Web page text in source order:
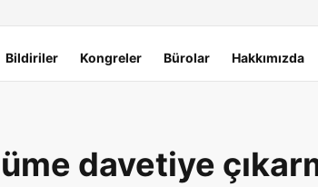
Bildiriler Kongreler Bürolar Hakkımızda
davetiye